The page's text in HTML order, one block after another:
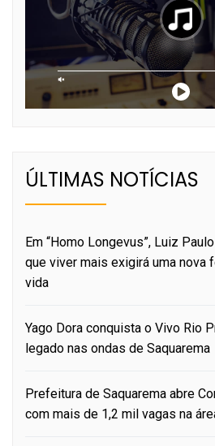
ÚLTIMAS NOTÍCIAS
Em “Homo Longevus”, Luiz
que viver mais exigirá uma nova
vida
Yago Dora conquista o Vivo Rio
legado nas ondas de Saquarema
Prefeitura de Saquarema abre
com mais de 1,2 mil vagas na